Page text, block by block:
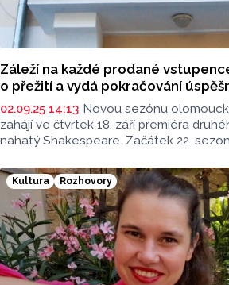
Záleží na každé prodané
o přežití a vydá pokračování
02.09.25 14:13 Novou sezónu
zahájí ve čtvrtek 18. září premiéra
nahatý Shakespeare. Začátek 22.
bývají vyprodaná. Na vině je podle
kapacita divadla a zvyšující se náklady.
Kultura Rozhovory